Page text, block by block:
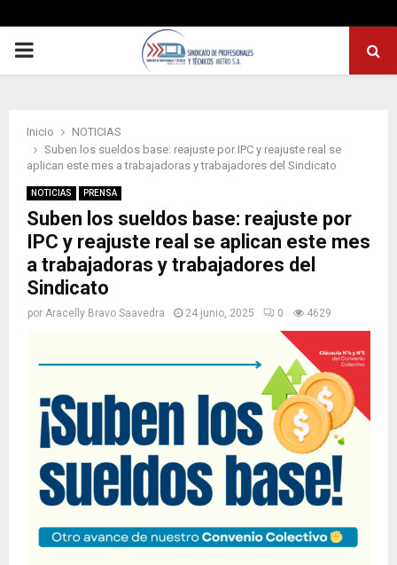
PRIMARY
Inicio
NOTICIAS
Suben los sueldos base: reajuste por IPC y reajuste real se
aplican este mes a trabajadoras y trabajadores del Sindicato
NOTICIAS PRENSA
Suben los sueldos base: reajuste por
IPC y reajuste real se aplican este mes
a trabajadoras y trabajadores del
Sindicato
por Aracelly Bravo Saavedra 24 junio, 2025 0 4629